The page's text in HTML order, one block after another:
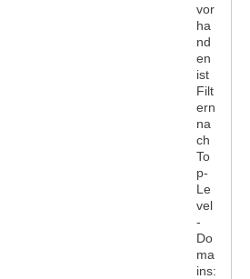
vor
ha
nd
en
ist
Filt
ern
na
ch
To
p-
Le
vel
-
Do
ma
ins: